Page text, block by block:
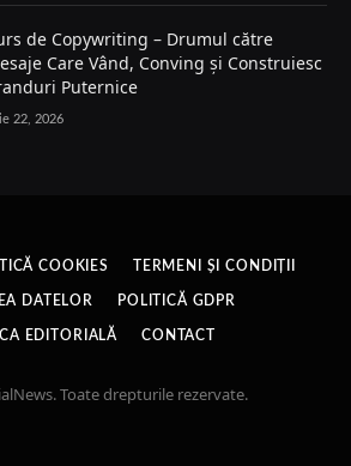
de Copywriting – Drumul către
Care Vând, Conving și Construiesc
Puternice
22, 2026
COOKIES TERMENI ȘI CONDIȚII
DATELOR POLITICĂ GDPR
EDITORIALĂ CONTACT
Toate drepturile rezervate.